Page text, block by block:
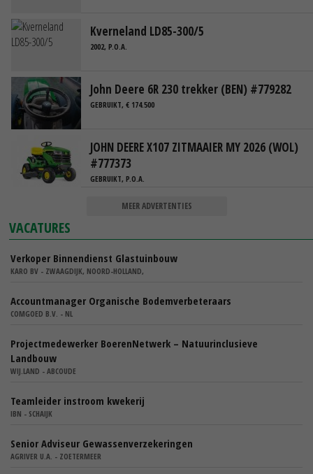
Kverneland LD85-300/5
2002, P.O.A.
John Deere 6R 230 trekker (BEN) #779282
GEBRUIKT, € 174.500
JOHN DEERE X107 ZITMAAIER MY 2026 (WOL)
#777373
GEBRUIKT, P.O.A.
MEER ADVERTENTIES
VACATURES
Verkoper Binnendienst Glastuinbouw
KARO BV - ZWAAGDIJK, NOORD-HOLLAND,
Accountmanager Organische Bodemverbeteraars
COMGOED B.V. - NL
Projectmedewerker BoerenNetwerk – Natuurinclusieve
Landbouw
WIJ.LAND - ABCOUDE
Teamleider instroom kwekerij
IBN - SCHAIJK
Senior Adviseur Gewassenverzekeringen
AGRIVER U.A. - ZOETERMEER